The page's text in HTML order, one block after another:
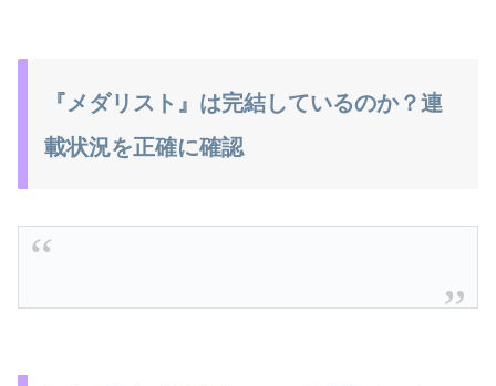
『メダリスト』は完結しているのか？連
載状況を正確に確認